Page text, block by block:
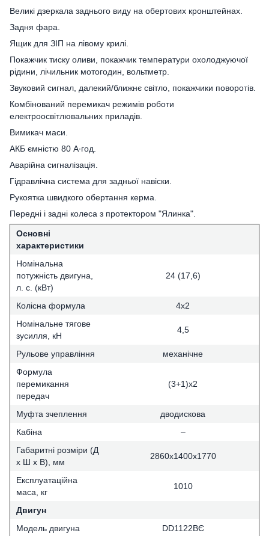
Великі дзеркала заднього виду на обертових кронштейнах.
Задня фара.
Ящик для ЗІП на лівому крилі.
Покажчик тиску оливи, покажчик температури охолоджуючої
рідини, лічильник мотогодин, вольтметр.
Звуковий сигнал, далекий/ближнє світло, покажчики поворотів.
Комбінований перемикач режимів роботи
електроосвітлювальних приладів.
Вимикач маси.
АКБ ємністю 80 А∙год.
Аварійна сигналізація.
Гідравлічна система для задньої навіски.
Рукоятка швидкого обертання керма.
Передні і задні колеса з протектором "Ялинка".
Основні
характеристики
Номінальна
потужність двигуна,
л. с. (кВт)
24 (17,6)
Колісна формула
4х2
Номінальне тягове
зусилля, кН
4,5
Рульове управління
механічне
Формула
перемикання
передач
(3+1)х2
Муфта зчеплення
дводискова
Кабіна
–
Габаритні розміри (Д
х Ш х В), мм
2860х1400х1770
Експлуатаційна
маса, кг
1010
Двигун
Модель двигуна
DD1122BЄ